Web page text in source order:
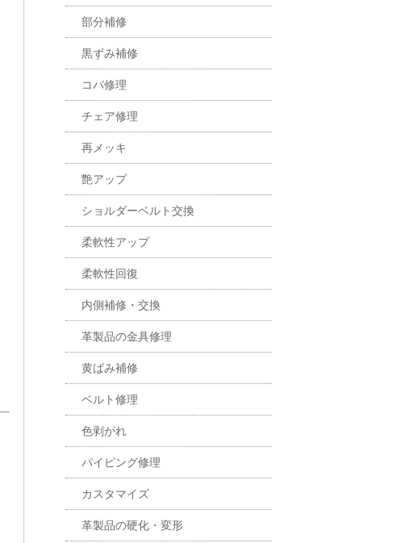
部分補修
黒ずみ補修
コバ修理
チェア修理
再メッキ
艶アップ
ショルダーベルト交換
柔軟性アップ
柔軟性回復
内側補修・交換
革製品の金具修理
黄ばみ補修
ベルト修理
色剥がれ
パイピング修理
カスタマイズ
革製品の硬化・変形